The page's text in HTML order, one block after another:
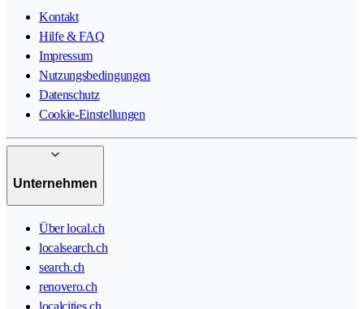
Kontakt
Hilfe & FAQ
Impressum
Nutzungsbedingungen
Datenschutz
Cookie-Einstellungen
Unternehmen
Über local.ch
localsearch.ch
search.ch
renovero.ch